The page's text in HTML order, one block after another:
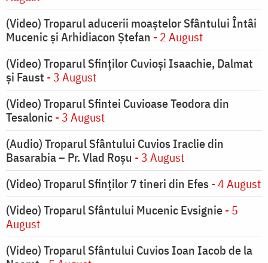
(Video) Troparul aducerii moaștelor Sfântului Întâi
Mucenic și Arhidiacon Ștefan - 2 August
(Video) Troparul Sfinților Cuvioși Isaachie, Dalmat
și Faust - 3 August
(Video) Troparul Sfintei Cuvioase Teodora din
Tesalonic- 3 August
(Audio) Troparul Sfântului Cuvios Iraclie din
Basarabia – Pr. Vlad Roșu - 3 August
(Video) Troparul Sfinților 7 tineri din Efes - 4 August
(Video) Troparul Sfântului Mucenic Evsignie- 5
August
(Video) Troparul Sfântului Cuvios Ioan Iacob de la